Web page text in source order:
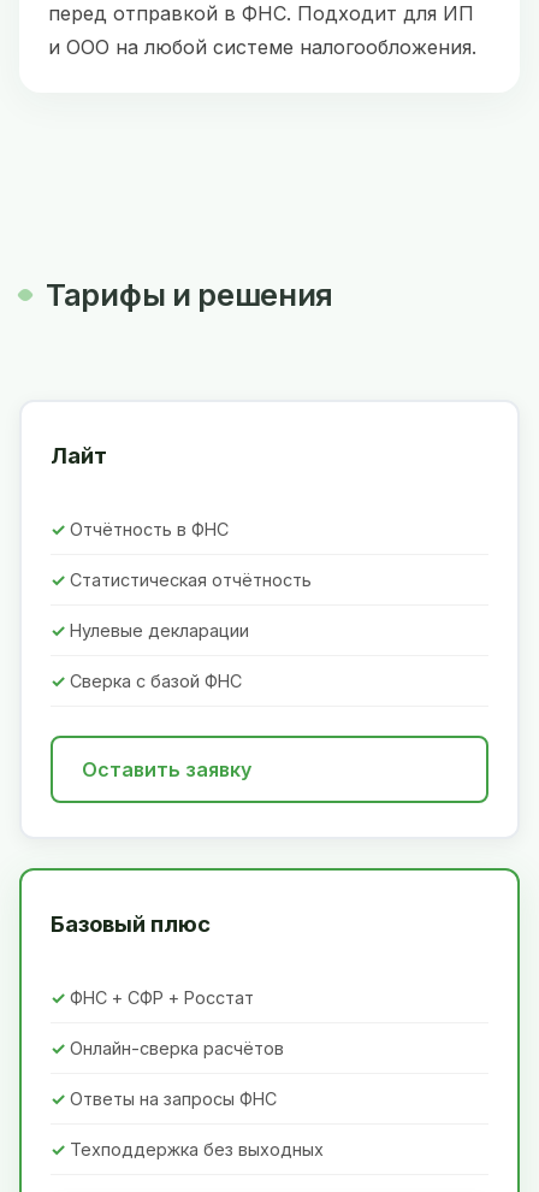
перед отправкой в ФНС. Подходит для ИП
и ООО на любой системе налогообложения.
Тарифы и решения
Лайт
Отчётность в ФНС
Статистическая отчётность
Нулевые декларации
Сверка с базой ФНС
Оставить заявку
Базовый плюс
ФНС + СФР + Росстат
Онлайн-сверка расчётов
Ответы на запросы ФНС
Техподдержка без выходных